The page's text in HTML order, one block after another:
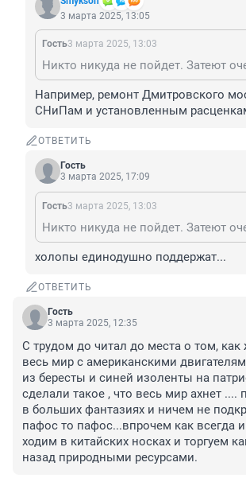
3 марта 2025, 13:05
Гость3 марта 2025, 13:03
Например, ремонт Дмитровского
СНиПам и установленным
ОТВЕТИТЬ
Гость
3 марта 2025, 17:09
Гость3 марта 2025, 13:03
холопы единодушно поддержат...
ОТВЕТИТЬ
Гость
3 марта 2025, 12:35
С трудом до читал до места о том, как
весь мир с американскими
из бересты и синей изоленты на
сделали такое , что весь мир ахнет ....
в больших фантазиях и ничем не
пафос то пафос...впрочем как всегда
ходим в китайских носках и торгуем
назад природными ресурсами.